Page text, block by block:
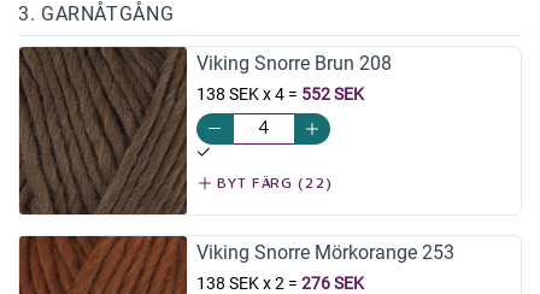
3. GARNÅTGÅNG
Viking Snorre Brun 208
138 SEK x 4= 552 SEK
BYT FÄRG (22)
Viking Snorre Mörkorange 253
138 SEK x 2 = 276 SEK